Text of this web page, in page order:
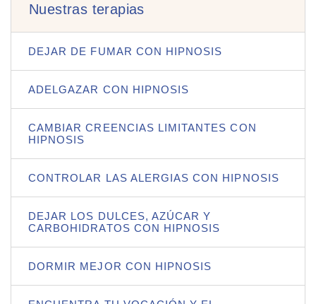
Nuestras terapias
DEJAR DE FUMAR CON HIPNOSIS
ADELGAZAR CON HIPNOSIS
CAMBIAR CREENCIAS LIMITANTES CON
HIPNOSIS
CONTROLAR LAS ALERGIAS CON HIPNOSIS
DEJAR LOS DULCES, AZÚCAR Y
CARBOHIDRATOS CON HIPNOSIS
DORMIR MEJOR CON HIPNOSIS